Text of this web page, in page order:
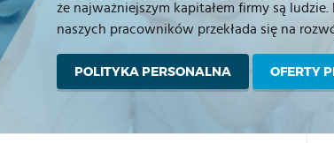
że najważniejszym kapitałem firmy są ludzie.
naszych pracowników przekłada się na
POLITYKA PERSONALNA OFERTY